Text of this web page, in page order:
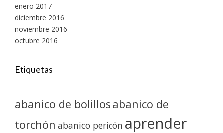
enero 2017
diciembre 2016
noviembre 2016
octubre 2016
Etiquetas
abanico de bolillos abanico de
torchón abanico pericón aprender